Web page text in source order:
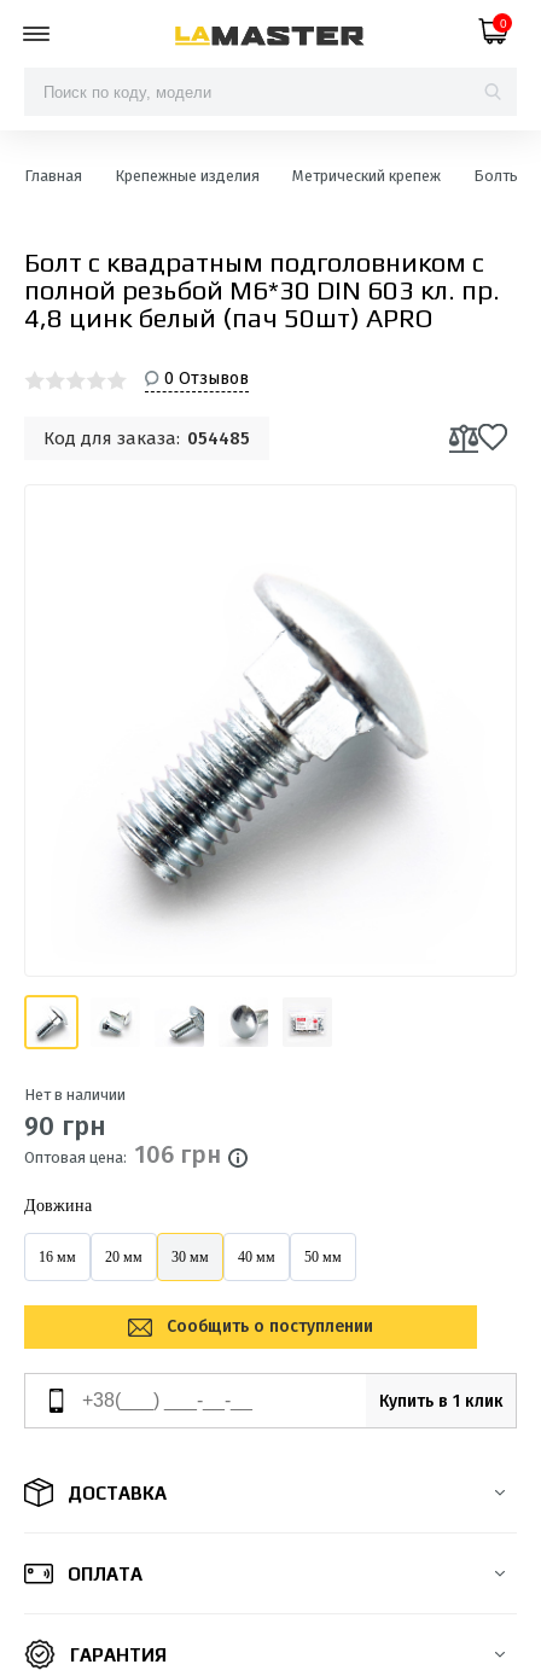
0
Главная Крепежные изделия Метрический крепеж Болты с
Болт с квадратным подголовником с
полной резьбой М6*30 DIN 603 кл. пр.
4,8 цинк белый (пач 50шт) APRO
0 Отзывов
Код для заказа: 054485
Нет в наличии
90 грн
Оптовая цена: 106 грн
Довжина
16 мм 20 мм 30 мм 40 мм 50 мм
Сообщить о поступлении
Купить в 1 клик
ДОСТАВКА
ОПЛАТА
ГАРАНТИЯ